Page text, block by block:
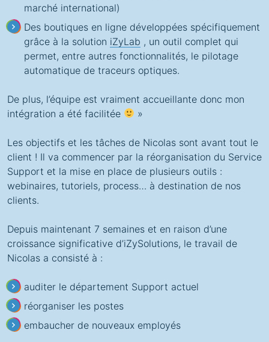
marché international)
Des boutiques en ligne développées spécifiquement
grâce à la solution iZyLab , un outil complet qui
permet, entre autres fonctionnalités, le pilotage
automatique de traceurs optiques.
De plus, l’équipe est vraiment accueillante donc mon
intégration a été facilitée
»
Les objectifs et les tâches de Nicolas sont avant tout le
client ! Il va commencer par la réorganisation du Service
Support et la mise en place de plusieurs outils :
webinaires, tutoriels, process… à destination de nos
clients.
Depuis maintenant 7 semaines et en raison d’une
croissance significative d’iZySolutions, le travail de
Nicolas a consisté à :
auditer le département Support actuel
réorganiser les postes
embaucher de nouveaux employés